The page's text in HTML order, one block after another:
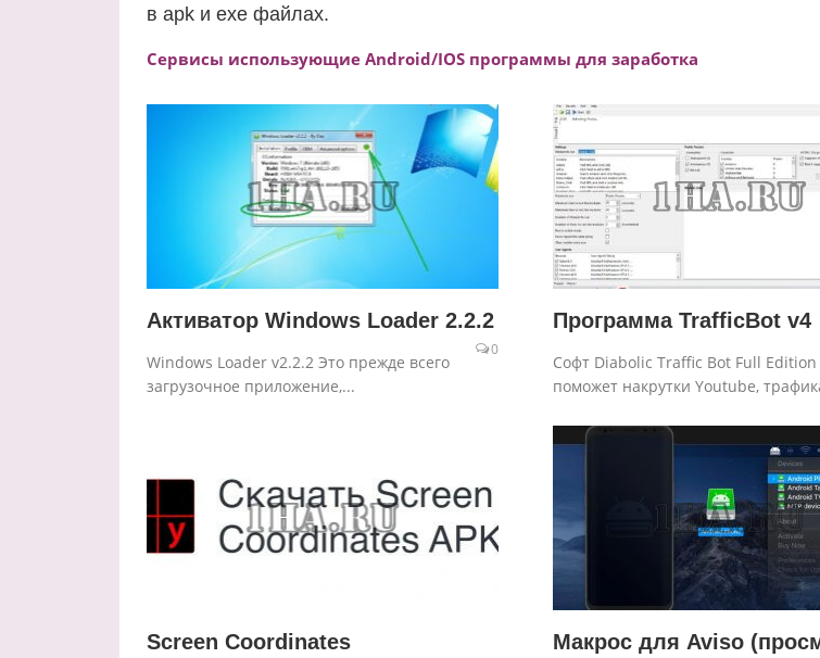
в apk и exe файлах.
Сервисы использующие Android/IOS программы для заработка
Активатор Windows Loader 2.2.2
0
Windows Loader v2.2.2 Это прежде всего
загрузочное приложение,...
Программа TrafficBot v4
Софт Diabolic Traffic Bot Full Edition
поможет накрутки Youtube,
Screen Coordinates
Макрос для Aviso